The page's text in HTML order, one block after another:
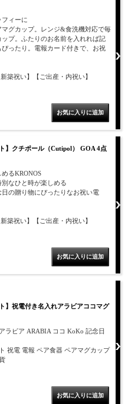
ィーに
グカップ。レンジ&食洗機対応で毎
プ。ふたりのお名前を入れれば記
ったり。電報カード付きで、お祝
築祝い】【ご出産・内祝い】
】クチポール（Cutipol） GOA 4点
るKRONOS
なひと時が楽しめる
の贈り物にぴったりなお祝い電
築祝い】【ご出産・内祝い】
】祝電付き名入れアラビアココマグ
ラビア ARABIA ココ KoKo 記念日
祝電 電報 ペア食器 ペアマグカップ